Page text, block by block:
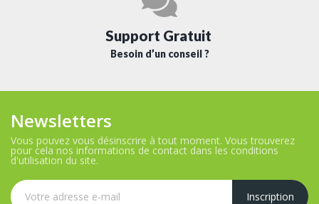
Support Gratuit
Besoin d’un conseil ?
Newsletters
Vous pouvez vous désinscrire à tout moment. Vous trouverez
pour cela nos informations de contact dans les conditions
d'utilisation du site.